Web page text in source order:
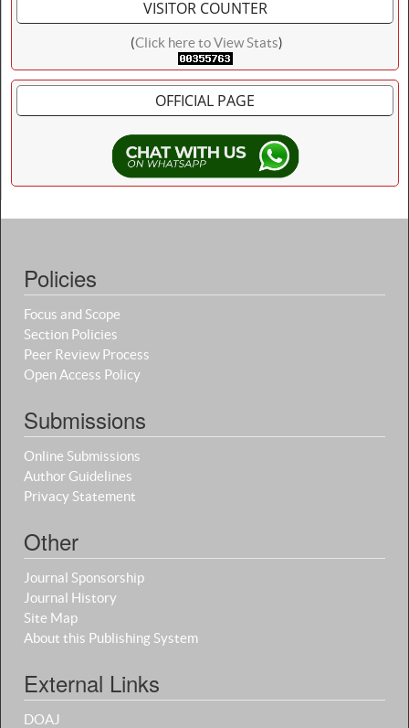
VISITOR COUNTER
(Click here to View Stats)
OFFICIAL PAGE
Policies
Focus and Scope
Section Policies
Peer Review Process
Open Access Policy
Submissions
Online Submissions
Author Guidelines
Privacy Statement
Other
Journal Sponsorship
Journal History
Site Map
About this Publishing System
External Links
DOAJ